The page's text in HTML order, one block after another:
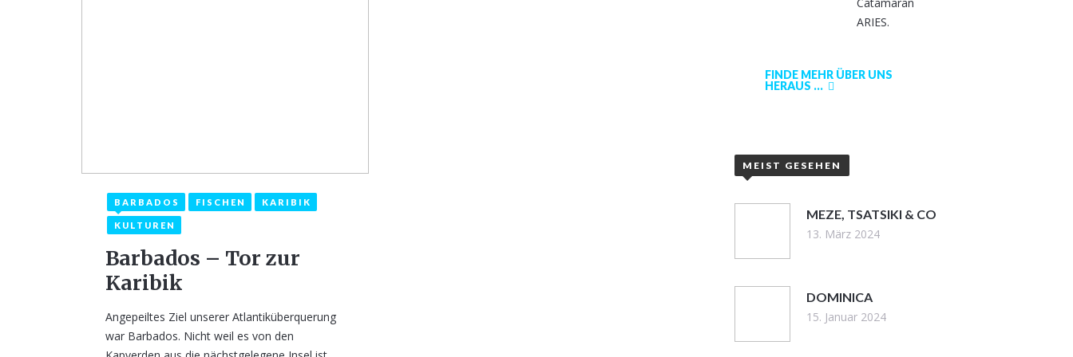
ARIES.
FINDE MEHR ÜBER UNS
HERAUS ...
MEIST GESEHEN
MEZE, TSATSIKI & CO
13. März 2024
DOMINICA
15. Januar 2024
25. Dezember 2022 1
BARBADOS FISCHEN KARIBIK
KULTUREN
Barbados – Tor zur
Karibik
Angepeiltes Ziel unserer Atlantiküberquerung
war Barbados. Nicht weil es von den